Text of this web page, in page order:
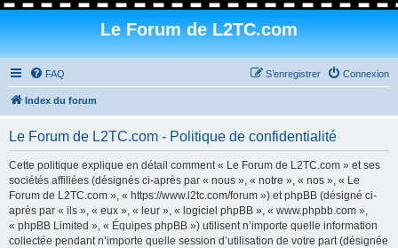
Le Forum de L2TC.com
FAQ Connexion
S’enregistrer
Index du forum
Le Forum de L2TC.com - Politique de confidentialité
Cette politique explique en détail comment « Le Forum de L2TC.com » et ses
sociétés affiliées (désignés ci-après par « nous », « notre », « nos », « Le
Forum de L2TC.com », « https://www.l2tc.com/forum ») et phpBB (désigné ci-
après par « ils », « eux », « leur », « logiciel phpBB », « www.phpbb.com »,
« phpBB Limited », « Équipes phpBB ») utilisent n’importe quelle information
collectée pendant n’importe quelle session d’utilisation de votre part (désignée